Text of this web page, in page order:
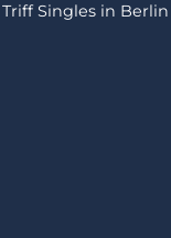
Triff Singles in Berlin